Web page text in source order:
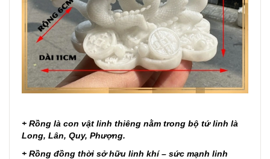
+ Rồng là con vật linh thiêng nằm trong bộ tứ linh là
Long, Lân, Quy, Phượng.
+ Rồng đồng thời sở hữu linh khí – sức mạnh linh